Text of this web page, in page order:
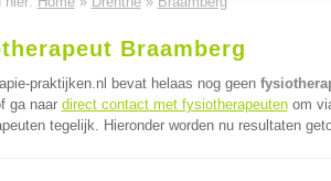
Braamberg
praktijken.nl bevat helaas nog geen
ga naar direct contact met fysiotherapeutenom
tegelijk. Hieronder worden nu resultaten